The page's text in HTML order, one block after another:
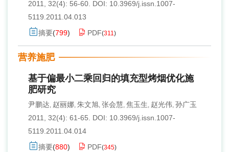
2011, 32(4): 56-60. DOI: 10.3969/j.issn.1007-
5119.2011.04.013
摘要(799) PDF(311)
营养施肥
基于偏最小二乘回归的填充型烤烟优化施
肥研究
尹鹏达, 赵丽娜, 朱文旭, 张会慧, 焦玉生, 赵光伟, 孙广玉
2011, 32(4): 61-65.
DOI: 10.3969/j.issn.1007-
5119.2011.04.014
摘要(880) PDF(345)